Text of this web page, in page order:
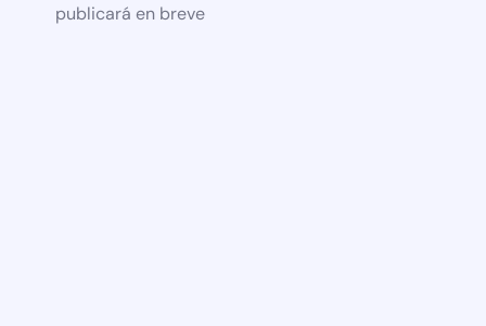
publicará en breve